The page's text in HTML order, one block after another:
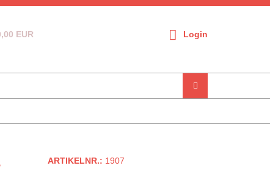
EUR Login
ARTIKELNR.: 1907